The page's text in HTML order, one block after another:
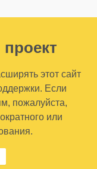
этот сайт
Если
пожалуйста,
или